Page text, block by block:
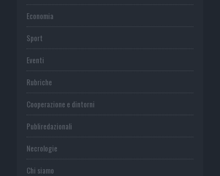
Economia
Sport
Eventi
Rubriche
Cooperazione e dintorni
Publiredazionali
Necrologie
Chi siamo